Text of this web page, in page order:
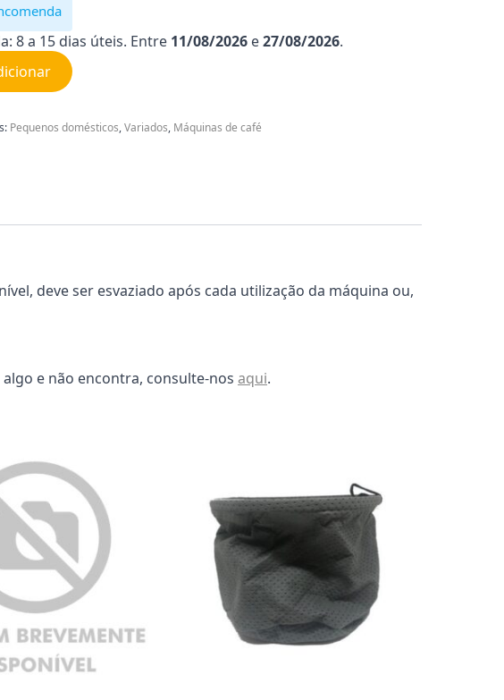
8 a 15 dias úteis. Entre 11/08/2026 e27/08/2026.
Pequenos domésticos,Variados, Máquinas de café
deve ser esvaziado após cada utilização da máquina ou,
e não encontra, consulte-nos aqui.